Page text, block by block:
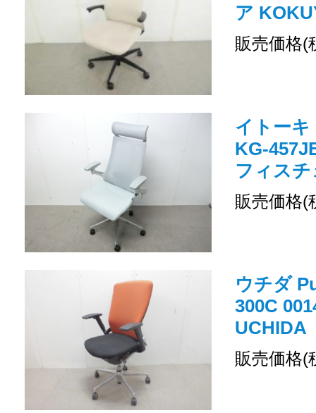
ア
販売価格(
イトー
KG-
フィス
販売価格(
ウチダ
300C
UCHIDA
販売価格(